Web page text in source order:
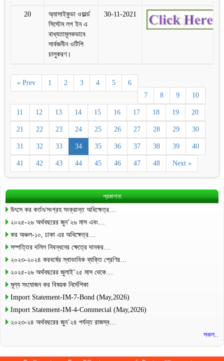
20
অ্যাসাইকুডা ওয়ার্ল্ড
সিস্টেম লগ ইন এ
বাধ্যতামূলকভাবে
সার্বজনীন ওটিপি
চালুকরণ।
30-11-2021
« Prev 1 2 3 4 5
6
7
8 9 10
11 12 13 14 15 16 17 18 19 20
21 22 23 24 25 26 27 28 29 30
31 32 33 34 35 36 37 38 39 40
41 42 43 44 45 46 47 48 Next »
প্রকাশনা
উৎসে কর কর্তন/সংগ্রহ সংক্রান্ত অধিক্ষেত্র…
২০২৫-২৬ অর্থবছরের জুন’২৬ মাস এবং…
কর অঞ্চল-১০, ঢাকা এর অধিক্ষেত্র…
সম্পত্তির দলিল নিবন্ধনের ক্ষেত্রে দানকর…
২০২৩-২০২৪ করবর্ষের স্বাভাবিক ব্যক্তি শ্রেণির…
২০২৫-২৬ অর্থবছরের জুলাই’২৫ মাস থেকে…
মূল্য সংযোজন কর বিষয়ক নির্দেশিকা
Import Statement-IM-7-Bond (May,2026)
Import Statement-IM-4-Commecial (May,2026)
২০২৩-২৪ অর্থবছরের জুন’২৪ পর্যন্ত রাজস্ব…
সকল..